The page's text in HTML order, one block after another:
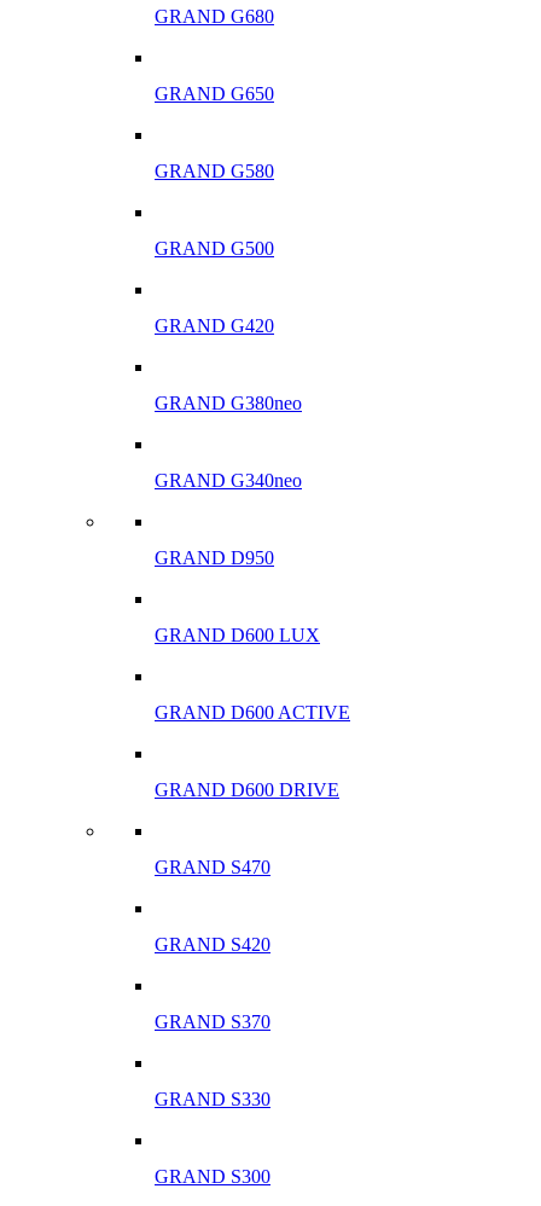
GRAND G680
GRAND G650
GRAND G580
GRAND G500
GRAND G420
GRAND G380neo
GRAND G340neo
GRAND D950
GRAND D600 LUX
GRAND D600 ACTIVE
GRAND D600 DRIVE
GRAND S470
GRAND S420
GRAND S370
GRAND S330
GRAND S300